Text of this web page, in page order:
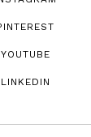
YOUTUBE
LINKEDIN